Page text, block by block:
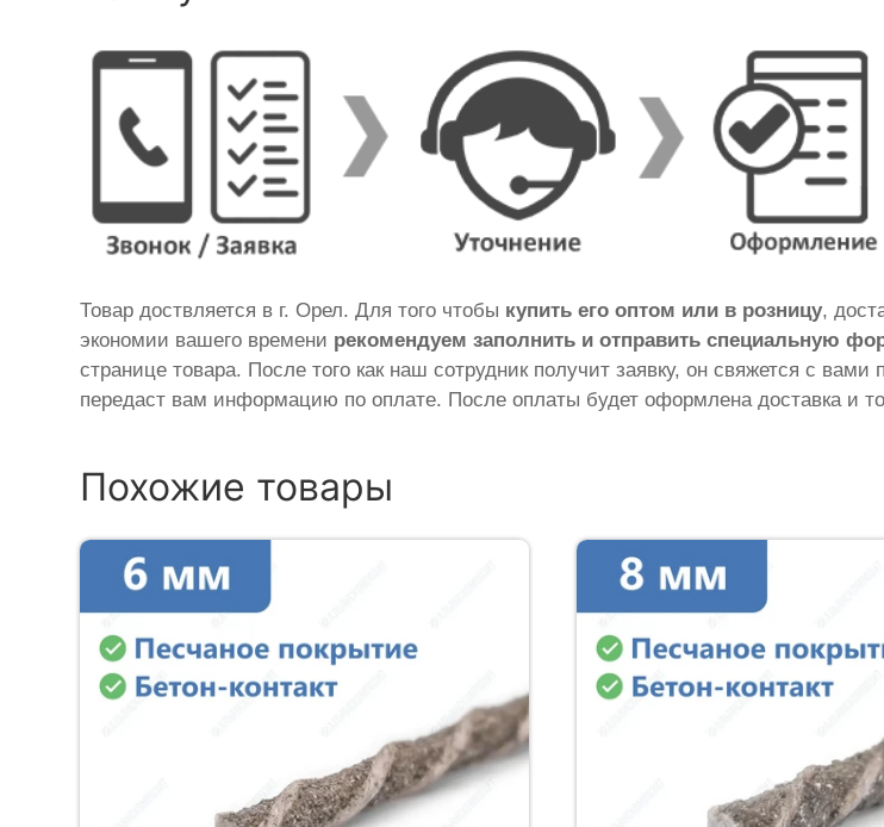
Товар доствляется в г. Орел. Для того чтобы купить его оптом или в розницу,
экономии вашего времени рекомендуем заполнить и отправить специальную
странице товара. После того как наш сотрудник получит заявку, он свяжется с
передаст вам информацию по оплате. После оплаты будет оформлена доставка и
Похожие товары